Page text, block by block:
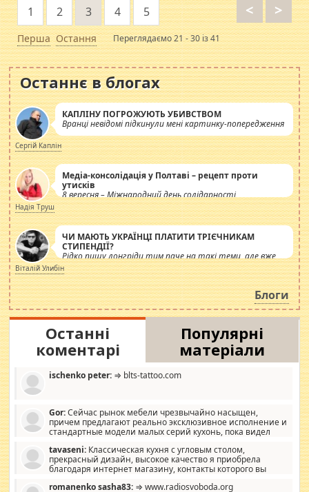
Перша
<
1 2 3 4 5 >
Остання Переглядаємо 21 - 30 із 41
Останнє в блогах
КАПЛІНУ ПОГРОЖУЮТЬ УБИВСТВОМ
Вранці невідомі підкинули мені картинку-попередження
Сергій Каплін
Медіа-консолідація у Полтаві – рецепт проти
утисків
8 вересня – Міжнародний день солідарності
журналістів.
Надія Труш
ЧИ МАЮТЬ УКРАЇНЦІ ПЛАТИТИ ТРІЄЧНИКАМ
СТИПЕНДІЇ?
Рідко пишу лонгріди тим паче на такі теми, але вже
просто дістало! Обурюють сьогоднішні інсенуації
навколо стипендіального питання. Штучно
роздувається ще одна соціальна катастрофа.
Віталій Улибін
Блоги
Останні
коментарі
Популярні
матеріали
ischenko peter: ⇒ blts-tattoo.com
Gor:Сейчас рынок мебели чрезвычайно насыщен,
причем предлагают реально эксклюзивное исполнение и
стандартные модели малых серий кухонь, пока видел
стандартные формы, в MebelOk, креативненько и что главное -
со вкусом все в порядке, без ненужных наворотов удорожающих
мебель, а это не последний фактор.
tavaseni: Классическая кухня с угловым столом,
прекрасный дизайн, высокое качество я приобрела
благодаря интернет магазину, контакты которого вы
romanenko sasha83: ⇒ www.radiosvoboda.org